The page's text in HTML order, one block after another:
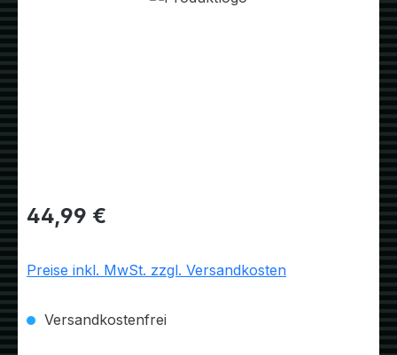
Regulärer Preis:
44,99 €
Preise inkl. MwSt. zzgl. Versandkosten
Versandkostenfrei